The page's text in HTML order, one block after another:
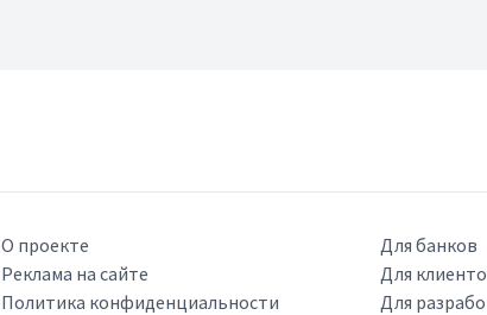
О проекте
Реклама на сайте
Политика конфиденциальности
Для банков
Для
Для